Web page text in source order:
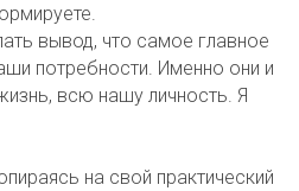
вывод, что самое главное
потребности. Именно они и
всю нашу личность. Я
на свой практический